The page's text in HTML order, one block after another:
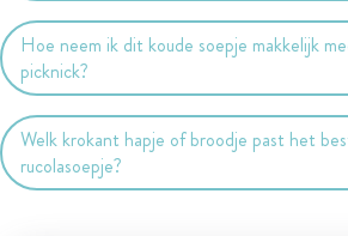
Hoe neem ik dit koude soepje makkelijk
picknick?
Welk krokant hapje of broodje past het
rucolasoepje?